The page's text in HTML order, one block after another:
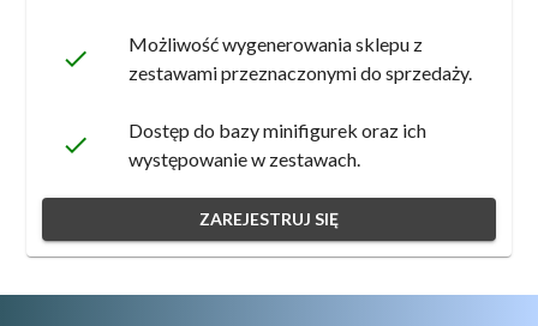
done
Możliwość wygenerowania sklepu z
zestawami przeznaczonymi do sprzedaży.
done
Dostęp do bazy minifigurek oraz ich
występowanie w zestawach.
ZAREJESTRUJ SIĘ